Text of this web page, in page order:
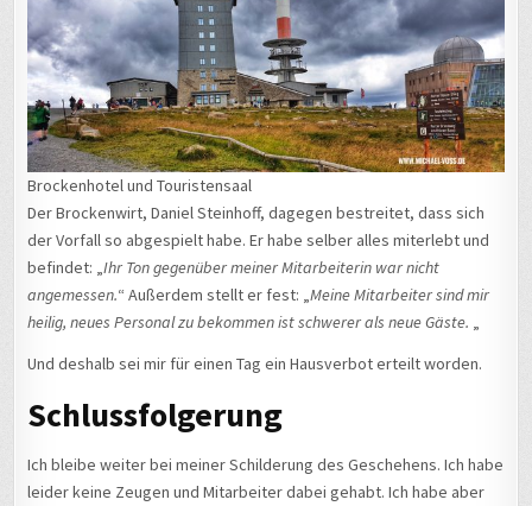
Brockenhotel und Touristensaal
Der Brockenwirt, Daniel Steinhoff, dagegen bestreitet, dass sich
der Vorfall so abgespielt habe. Er habe selber alles miterlebt und
befindet: „Ihr Ton gegenüber meiner Mitarbeiterin war nicht
angemessen.“ Außerdem stellt er fest: „Meine Mitarbeiter sind mir
heilig, neues Personal zu bekommen ist schwerer als neue Gäste. „
Und deshalb sei mir für einen Tag ein Hausverbot erteilt worden.
Schlussfolgerung
Ich bleibe weiter bei meiner Schilderung des Geschehens. Ich habe
leider keine Zeugen und Mitarbeiter dabei gehabt. Ich habe aber